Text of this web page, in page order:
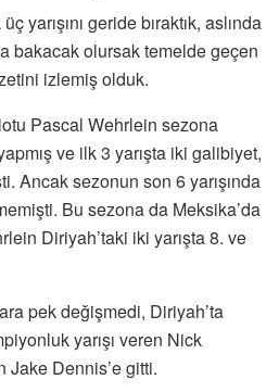
yarışını geride bıraktık, aslında
bakacak olursak temelde geçen
izlemiş olduk.
Pascal Wehrlein sezona
ve ilk 3 yarışta iki galibiyet,
Ancak sezonun son 6 yarışında
Bu sezona da Meksika’da
Diriyah’taki iki yarışta 8. ve
pek değişmedi, Diriyah’ta
yarışı veren Nick
Dennis’e gitti.